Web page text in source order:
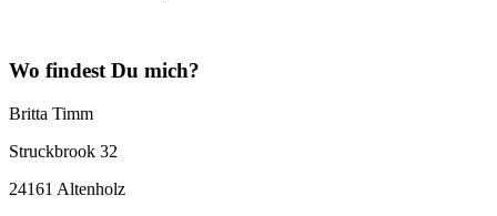
Wo findest Du mich?
Britta Timm
Struckbrook 32
24161 Altenholz